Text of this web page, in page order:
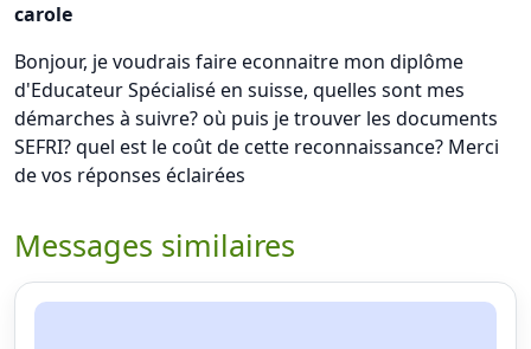
carole
Bonjour, je voudrais faire econnaitre mon diplôme
d'Educateur Spécialisé en suisse, quelles sont mes
démarches à suivre? où puis je trouver les documents
SEFRI? quel est le coût de cette reconnaissance? Merci
de vos réponses éclairées
Messages similaires